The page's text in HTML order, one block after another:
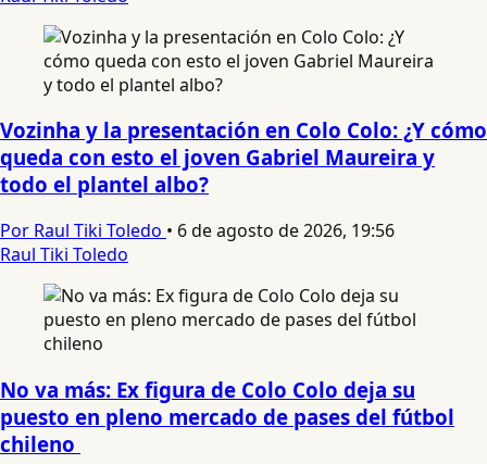
Vozinha y la presentación en Colo Colo: ¿Y cómo
queda con esto el joven Gabriel Maureira y
todo el plantel albo?
Por Raul Tiki Toledo • 6 de agosto de 2026, 19:56
Raul Tiki Toledo
No va más: Ex figura de Colo Colo deja su
puesto en pleno mercado de pases del fútbol
chileno